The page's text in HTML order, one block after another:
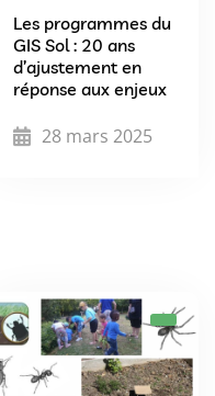
Les programmes du
GIS Sol : 20 ans
d’ajustement en
réponse aux enjeux
28 mars 2025